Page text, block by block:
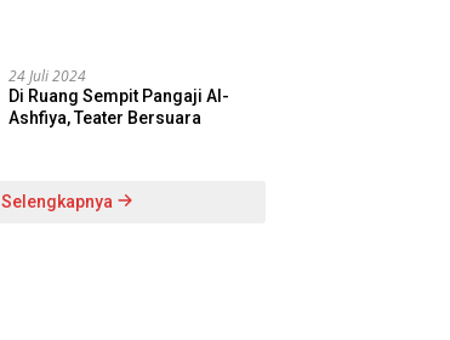
24 Juli 2024
Di Ruang Sempit Pangaji Al-
Ashfiya, Teater Bersuara
Selengkapnya